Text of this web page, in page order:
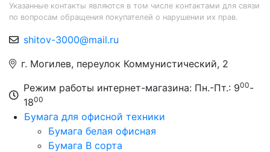
Указанные контакты являются в том числе контактами для связи
по вопросам обращения покупателей о нарушении их прав.
shitov-3000@mail.ru
г. Могилев, переулок Коммунистический, 2
Режим работы интернет-магазина: Пн.-Пт.: 900-
1800
Бумага для офисной техники
Бумага белая офисная
Бумага B сорта